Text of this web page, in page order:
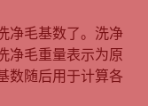
净毛基数了。洗净
净毛重量表示为原
数随后用于计算各